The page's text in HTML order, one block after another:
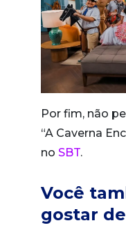
Por fim, não
“A Caverna
no SBT.
Você
gostar